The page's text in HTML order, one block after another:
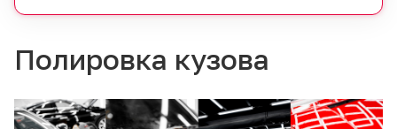
Полировка кузова